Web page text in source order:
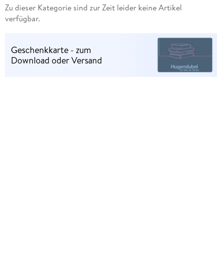
Zu dieser Kategorie sind zur Zeit leider keine Artikel
verfügbar.
Geschenkkarte - zum
Download oder Versand